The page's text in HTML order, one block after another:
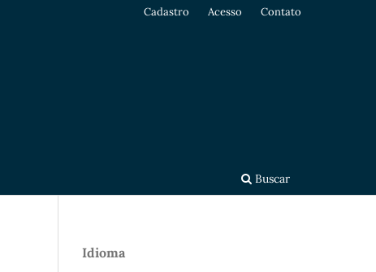
Buscar
Cadastro Acesso Contato
Idioma